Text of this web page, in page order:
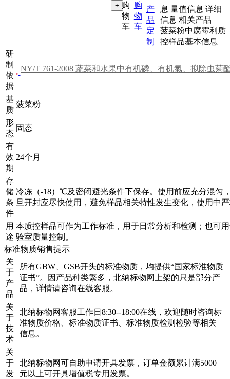
购
物
车
购
物
车
产
品
定
制
息 量值信息 详细
信息 相关产品
菠菜粉中腐霉利质
控样品基本信息
研
制
依
据
基
质
菠菜粉
形
态
固态
有
效
期
24个月
存
储
条
件
冷冻（-18）℃及密闭避光条件下保存。使用前应充分混匀
旦开封应尽快使用，避免样品相关特性发生变化，使用中
用
途
本质控样品可作为工作标准，用于日常分析和检测；也可
验室质量控制。
标准物质销售提示
关
于
产
品
所有GBW、GSB开头的标准物质，均提供“国家标准物质
证书”。因产品种类繁多，北纳标物网上架的只是部分产
品，详情请咨询在线客服。
关
于
技
术
北纳标物网客服工作日8:30--18:00在线，欢迎随时咨询标
准物质价格、标准物质证书、标准物质检测检验等相关
信息。
关
于
发
北纳标物网可自助申请开具发票，订单金额累计满5000
元以上可开具增值税专用发票。